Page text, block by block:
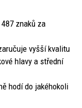
znaků za
vyšší kvalitu
hlavy a střední
hodí do jakéhokoli